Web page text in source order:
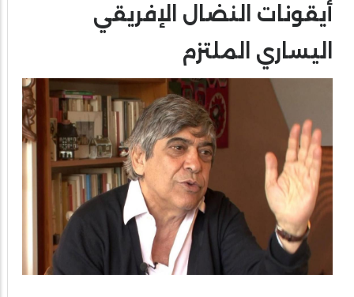
أيقونات النضال الإفريقي
اليساري الملتزم